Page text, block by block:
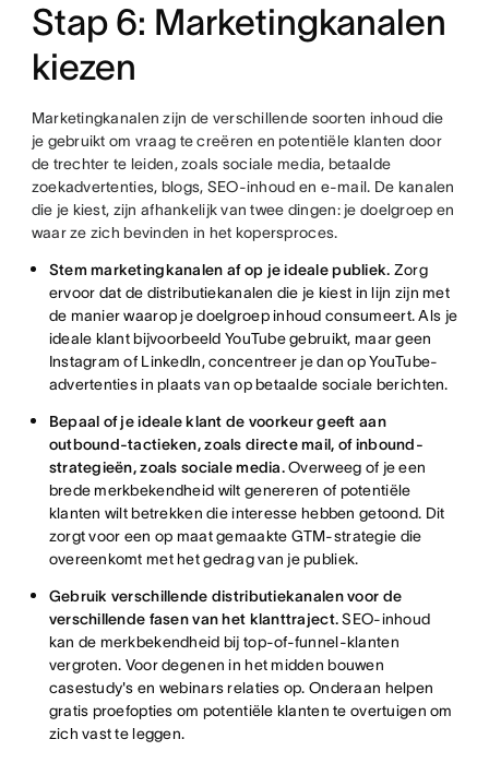
Stap 6: Marketingkanalen
kiezen
Marketingkanalen zijn de verschillende soorten inhoud die
je gebruikt om vraag te creëren en potentiële klanten door
de trechter te leiden, zoals sociale media, betaalde
zoekadvertenties, blogs, SEO-inhoud en e-mail. De kanalen
die je kiest, zijn afhankelijk van twee dingen: je doelgroep en
waar ze zich bevinden in het kopersproces.
Stem marketingkanalen af op je ideale publiek. Zorg
ervoor dat de distributiekanalen die je kiest in lijn zijn met
de manier waarop je doelgroep inhoud consumeert. Als je
ideale klant bijvoorbeeld YouTube gebruikt, maar geen
Instagram of LinkedIn, concentreer je dan op YouTube-
advertenties in plaats van op betaalde sociale berichten.
Bepaal of je ideale klant de voorkeur geeft aan
outbound-tactieken, zoals directe mail, of inbound-
strategieën, zoals sociale media.Overweeg of je een
brede merkbekendheid wilt genereren of potentiële
klanten wilt betrekken die interesse hebben getoond. Dit
zorgt voor een op maat gemaakte GTM-strategie die
overeenkomt met het gedrag van je publiek.
Gebruik verschillende distributiekanalen voor de
verschillende fasen van het klanttraject.SEO-inhoud
kan de merkbekendheid bij top-of-funnel-klanten
vergroten. Voor degenen in het midden bouwen
casestudy's en webinars relaties op. Onderaan helpen
gratis proefopties om potentiële klanten te overtuigen om
zich vast te leggen.